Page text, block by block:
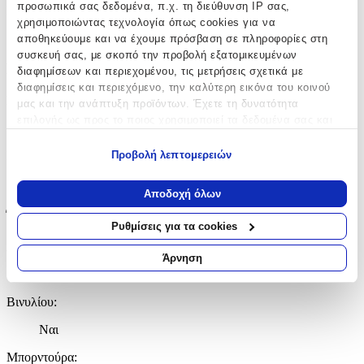
προσωπικά σας δεδομένα, π.χ. τη διεύθυνση IP σας,
χρησιμοποιώντας τεχνολογία όπως cookies για να
αποθηκεύουμε και να έχουμε πρόσβαση σε πληροφορίες στη
συσκευή σας, με σκοπό την προβολή εξατομικευμένων
διαφημίσεων και περιεχομένου, τις μετρήσεις σχετικά με
διαφημίσεις και περιεχόμενο, την καλύτερη εικόνα του κοινού
μας και την ανάπτυξη προϊόντων. Έχετε τη δυνατότητα
Να συλλέξουμε πληροφορίες σχετικά με τη γεωγραφική
σας τοποθεσία, οι οποίες μπορεί να είναι ακριβείς σε
απόσταση μερικών μέτρων
Να αναγνωρίσουμε τη συσκευή σας σαρώνοντας ενεργά
για συγκεκριμένα χαρακτηριστικά (δακτυλικό αποτύπωμα)
Μάθετε περισσότερα σχετικά με τον τρόπο επεξεργασίας των
στηνενότητα “Λεπτομέρειες”
Δήλωση Cookies.
Προβολή λεπτομερειών
Αποδοχή όλων
Ρυθμίσεις για τα cookies
Άρνηση
Κατασκευαστής:
autokolitakia.gr
Βασικά Χαρακτηριστικά
Σχέδιο:
Ζωάκια
Τοίχου
Έξτρα Χαρακτηριστικά
Αφρώδες:
Όχι
Βινυλίου:
Ναι
Μπορντούρα: